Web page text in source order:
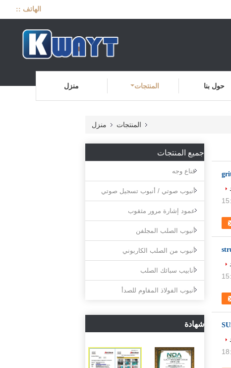
الهاتف ::
منزل المنتجات حول بنا
منزل المنتجات
جميع المنتجات
قناع وجه
أنبوب صوتي / أنبوب تسجيل صوتي
عمود إشارة مرور مثقوب
أنبوب الصلب المجلفن
أنبوب من الصلب الكاربوني
أنابيب سبائك الصلب
أنبوب الفولاذ المقاوم للصدأ
شهادة